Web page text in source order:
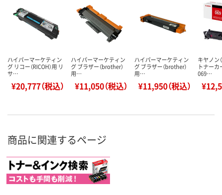
ハイパーマーケティン
グ リコー（RICOH）用 リ
サ…
¥20,777（税込）
ハイパーマーケティン
グ ブラザー（brother）
用…
¥11,050（税込）
ハイパーマーケティン
グ ブラザー（brother）
用…
¥11,950（税込）
キヤノン
トナーカ
069…
商品に関連するページ